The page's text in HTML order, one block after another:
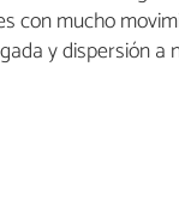
con mucho
y dispersión a